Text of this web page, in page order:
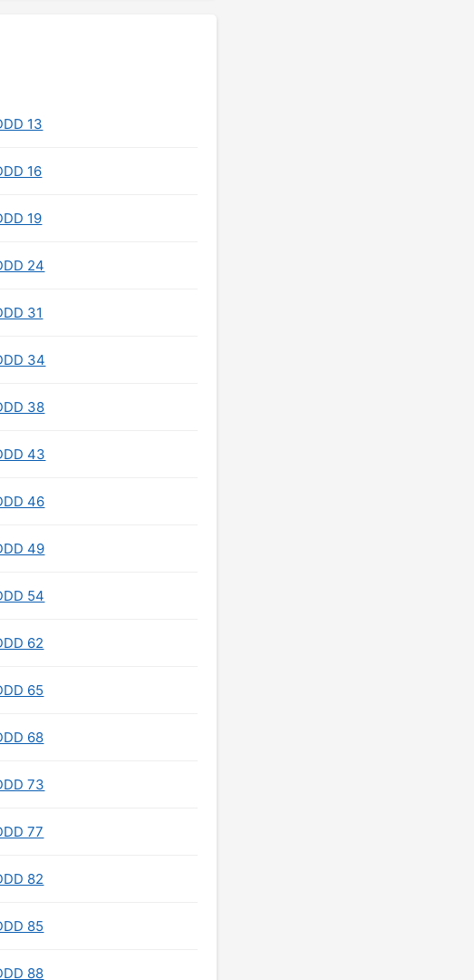
13
16
19
24
31
34
38
43
46
49
54
62
65
68
73
77
82
85
88